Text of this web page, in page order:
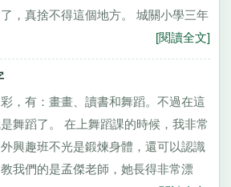
，真捨不得這個地方。 城關小學三年
[閱讀全文]
，有：畫畫、讀書和舞蹈。不過在這
舞蹈了。 在上舞蹈課的時候，我非常
興趣班不光是鍛煉身體，還可以認識
我們的是孟傑老師，她長得非常漂